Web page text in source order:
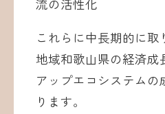
流の活性化
これらに中長期的に取
地域和歌山県の経済成
アップエコシステムの
ります。